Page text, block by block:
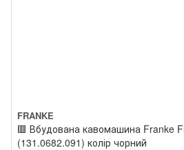
FRANKE
🟥 Вбудована кавомашина Franke
(131.0682.091) колір чорний